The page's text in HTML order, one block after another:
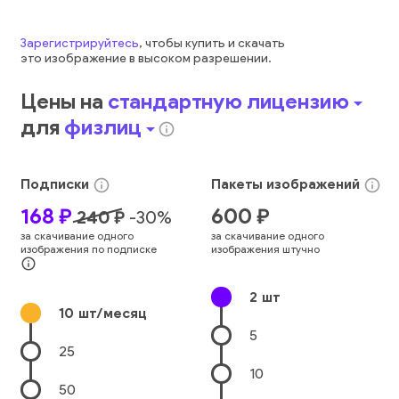
Зарегистрируйтесь, чтобы купить и скачать
это изображениев высоком разрешении.
Цены на стандартную лицензиюarrow_drop_down
для физлицarrow_drop_downinfo_outline
Подписки info_outline
168 ₽ 240₽ -30%
за скачивание одного
изображения по подписке
info_outline
10 шт/месяц
25
50
Пакеты изображений info_outline
600 ₽
за скачивание одного
изображения штучно
2 шт
5
10